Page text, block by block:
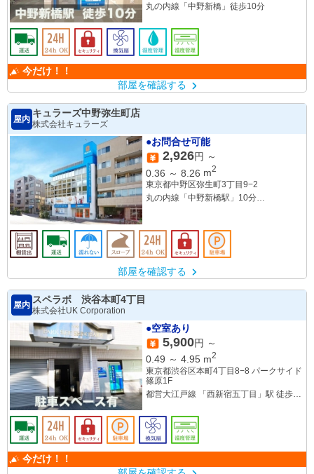
丸の内線「中野新橋」徒歩10分
今だけ！！
部屋を確認する
屋内
キュラーズ中野弥生町店
株式会社キュラーズ
●お問合せ可能
2,926円 ～
0.36 ～ 8.26 m2
東京都中野区弥生町3丁目9−2
丸の内線「中野新橋駅」10分
部屋を確認する
屋内
スペラボ 渋谷本町4丁目
株式会社UK Corporation
●空室あり
5,900円 ～
0.49 ～ 4.95 m2
東京都渋谷区本町4丁目8−8 パークサイド
篠原1F
都営大江戸線 「西新宿五丁目」駅 徒歩7
今だけ！！